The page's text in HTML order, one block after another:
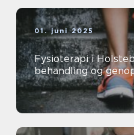
01. juni 2025
Fysioterapi i
behandling og